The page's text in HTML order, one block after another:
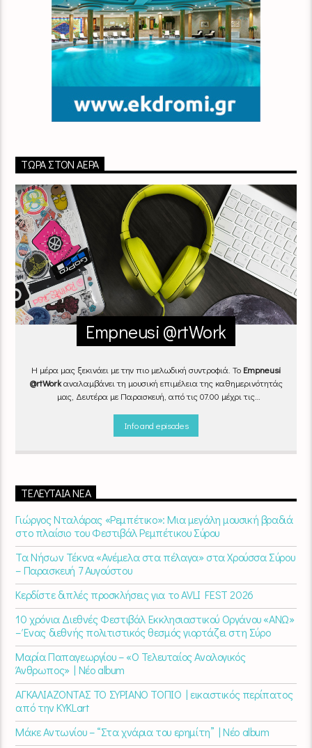
ΤΏΡΑ ΣΤΟΝ ΑΈΡΑ
Empneusi @rtWork
Η μέρα μας ξεκινάει με την πιο μελωδική συντροφιά. Το Empneusi
@rtWorkαναλαμβάνει τη μουσική επιμέλεια της καθημερινότητάς
μας, Δευτέρα με Παρασκευή, από τις 07.00 μέχρι τις
εναλλάσσονται αρμονικά, θυμίζοντάς μας πως δουλειά και
Καθημερινά(Δευτέρα-Παρασκευή)
Info and episodes
ΤΕΛΕΥΤΑΊΑ ΝΈΑ
Γιώργος Νταλάρας «Ρεμπέτικο»: Μια μεγάλη μουσική βραδιά
στο πλαίσιο του Φεστιβάλ Ρεμπέτικου Σύρου
Τα Νήσων Τέκνα «Ανέμελα στα πέλαγα» στα Χρούσσα Σύρου
– Παρασκευή 7 Αυγούστου
Κερδίστε διπλές προσκλήσεις για το AVLI FEST 2026
10 χρόνια Διεθνές Φεστιβάλ Εκκλησιαστικού Οργάνου «ΑΝΩ»
– Ένας διεθνής πολιτιστικός θεσμός γιορτάζει στη Σύρο​
Μαρία Παπαγεωργίου – «Ο Τελευταίος Αναλογικός
Άνθρωπος» | Νέο album
ΑΓΚΑΛΙΑΖΟΝΤΑΣ ΤΟ ΣΥΡΙΑΝΟ ΤΟΠΙΟ | εικαστικός περίπατος
από την KYKLart
Μάκε Αντωνίου – “Στα χνάρια του ερημίτη” | Νέο album